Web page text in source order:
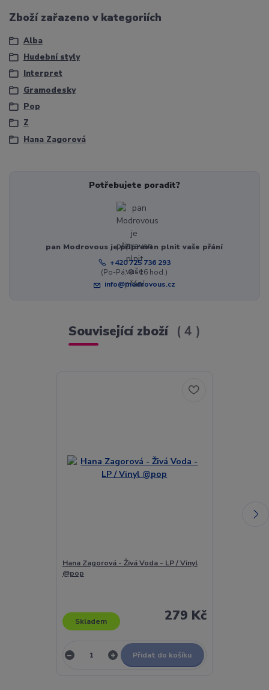
Zboží zařazeno v kategoriích
Alba
Hudební styly
Interpret
Gramodesky
Pop
Z
Hana Zagorová
Potřebujete poradit?
pan Modrovous je připraven plnit vaše přání
+420 725 736 293
(Po-Pá, 8 - 16 hod.)
info@modrovous.cz
Související zboží 4
Hana Zagorová - Živá Voda - LP / Vinyl
@pop
279 Kč
Skladem
Přidat do košíku